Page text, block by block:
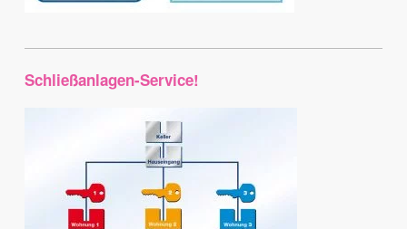
Schließanlagen-Service!